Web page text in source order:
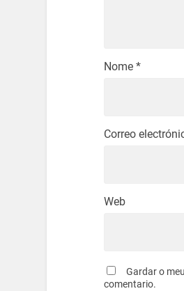
Nome *
Correo
Web
Gardar o
comentario.